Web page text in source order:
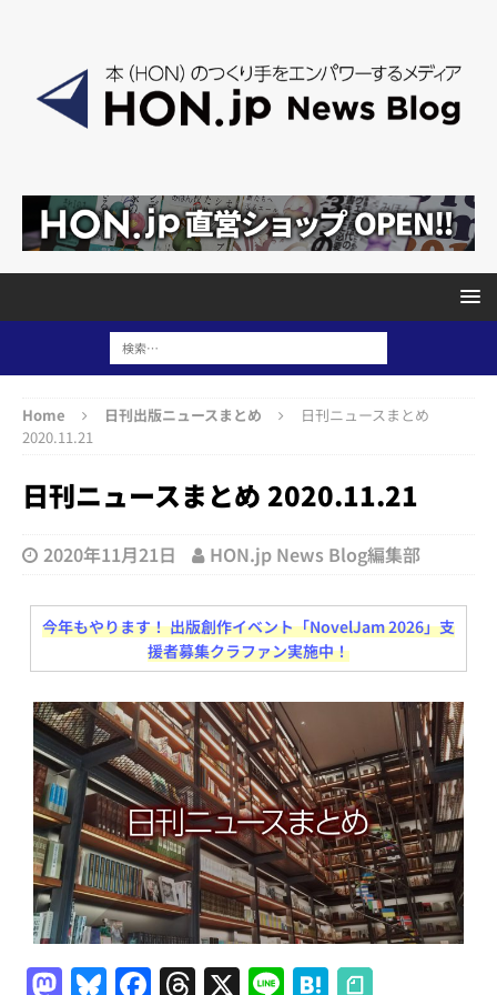
Home 日刊出版ニュースまとめ
日刊ニュースまとめ
2020.11.21
日刊ニュースまとめ 2020.11.21
2020年11月21日 HON.jp News Blog編集部
今年もやります！ 出版創作イベント「NovelJam 2026」支
援者募集クラファン実施中！